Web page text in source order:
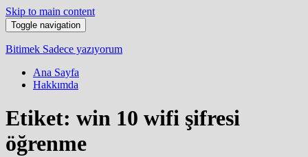
Skip to main content
Toggle navigation
Bitimek Sadece yazıyorum
Ana Sayfa
Hakkımda
Etiket: win 10 wifi şifresi
öğrenme